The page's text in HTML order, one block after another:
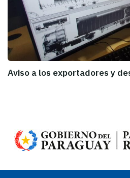
Aviso a los exportadores y